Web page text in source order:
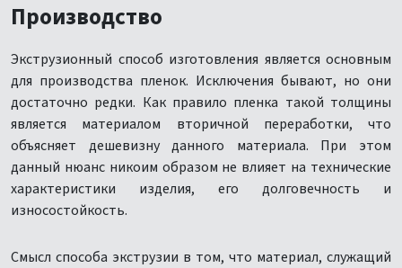
Производство
Экструзионный способ изготовления является основным
для производства пленок. Исключения бывают, но они
достаточно редки. Как правило пленка такой толщины
является материалом вторичной переработки, что
объясняет дешевизну данного материала. При этом
данный нюанс никоим образом не влияет на технические
характеристики изделия, его долговечность и
износостойкость.
Смысл способа экструзии в том, что материал, служащий